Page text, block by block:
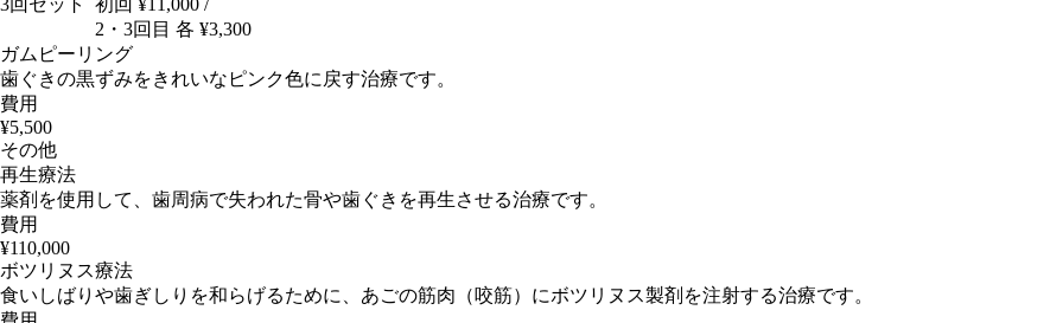
3回セット
初回 ¥11,000 /
2・3回目 各 ¥3,300
ガムピーリング
歯ぐきの黒ずみをきれいなピンク色に戻す治療です。
費用
¥5,500
その他
再生療法
薬剤を使用して、歯周病で失われた骨や歯ぐきを再生させる治療です。
費用
¥110,000
ボツリヌス療法
食いしばりや歯ぎしりを和らげるために、あごの筋肉（咬筋）にボツリヌス製剤を注射する治療です。